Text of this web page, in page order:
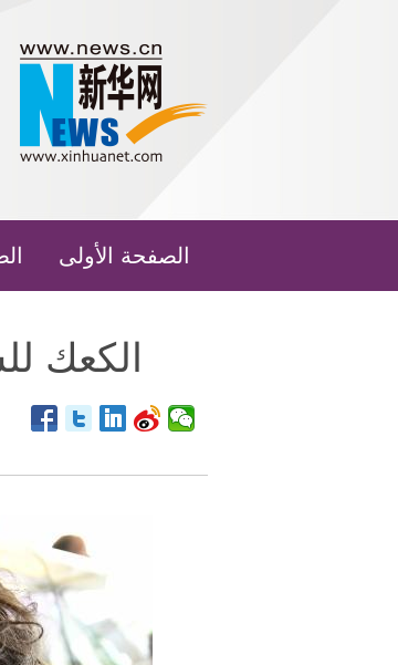
الصفحة الأولى
الكعك